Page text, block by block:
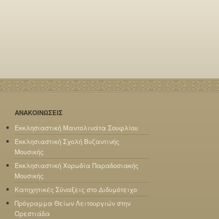
ΑΝΑΚΟΙΝΩΣΕΙΣ
Εκκλησιαστική Μαντολινάτα Σουφλίου
Εκκλησιαστική Σχολή Βυζαντινής
Μουσικής
Εκκλησιαστική Χορωδία Παραδοσιακής
Μουσικής
Κατηχητικές Σύναξεις στο Διδυμότειχο
Πρόγραμμα Θείων Λειτουργιών στην
Ορεστιάδα